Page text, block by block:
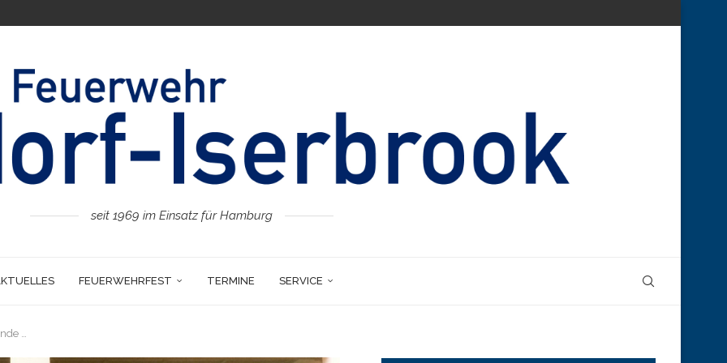
seit 1969 im Einsatz für Hamburg
FEUERWEHRFEST TERMINE SERVICE
…